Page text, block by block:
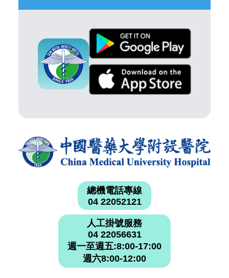
總機電話專線
04 22052121
人工掛號服務
04 22056631
週一至週五:8:00-17:00
週六8:00-12:00